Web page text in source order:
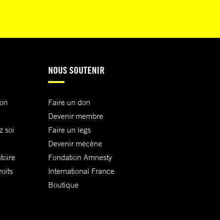
soi
NOUS SOUTENIR
Faire un don
Devenir membre
Faire un legs
Devenir mécène
Fondation Amnesty
International France
Boutique